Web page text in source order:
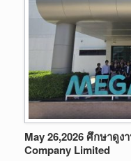
May 26,2026 ศึกษาดูง
Company Limited